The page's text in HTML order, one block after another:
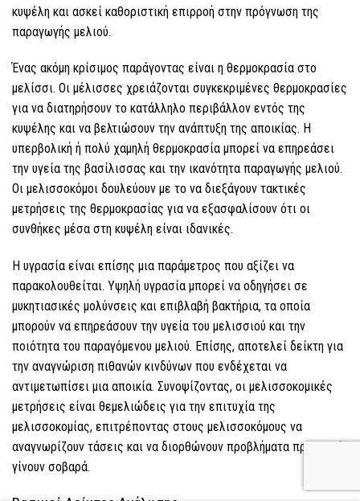
κυψέλη και ασκεί καθοριστική επιρροή στην πρόγνωση της
παραγωγής μελιού.
Ένας ακόμη κρίσιμος παράγοντας είναι η θερμοκρασία στο
μελίσσι. Οι μέλισσες χρειάζονται συγκεκριμένες θερμοκρασίες
για να διατηρήσουν το κατάλληλο περιβάλλον εντός της
κυψέλης και να βελτιώσουν την ανάπτυξη της αποικίας. Η
υπερβολική ή πολύ χαμηλή θερμοκρασία μπορεί να επηρεάσει
την υγεία της βασίλισσας και την ικανότητα παραγωγής μελιού.
Οι μελισσοκόμοι δουλεύουν με το να διεξάγουν τακτικές
μετρήσεις της θερμοκρασίας για να εξασφαλίσουν ότι οι
συνθήκες μέσα στη κυψέλη είναι ιδανικές.
Η υγρασία είναι επίσης μια παράμετρος που αξίζει να
παρακολουθείται. Υψηλή υγρασία μπορεί να οδηγήσει σε
μυκητιασικές μολύνσεις και επιβλαβή βακτήρια, τα οποία
μπορούν να επηρεάσουν την υγεία του μελισσιού και την
ποιότητα του παραγόμενου μελιού. Επίσης, αποτελεί δείκτη για
την αναγνώριση πιθανών κινδύνων που ενδέχεται να
αντιμετωπίσει μια αποικία. Συνοψίζοντας, οι μελισσοκομικές
μετρήσεις είναι θεμελιώδεις για την επιτυχία της
μελισσοκομίας, επιτρέποντας στους μελισσοκόμους να
αναγνωρίζουν τάσεις και να διορθώνουν προβλήματα πριν αυτά
γίνουν σοβαρά.